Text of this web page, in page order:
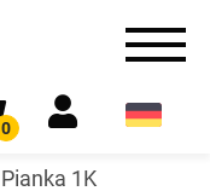
0
Pianka 1K